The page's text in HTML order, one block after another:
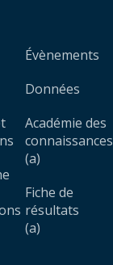
Évènements
Données
Académie des
connaissances
(a)
Fiche de
résultats
(a)